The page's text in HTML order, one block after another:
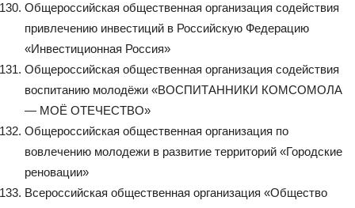
Общероссийская общественная организация содействия
привлечению инвестиций в Российскую Федерацию
«Инвестиционная Россия»
Общероссийская общественная организация содействия
воспитанию молодёжи «ВОСПИТАННИКИ КОМСОМОЛА
— МОЁ ОТЕЧЕСТВО»
Общероссийская общественная организация по
вовлечению молодежи в развитие территорий «Городские
реновации»
Всероссийская общественная организация «Общество